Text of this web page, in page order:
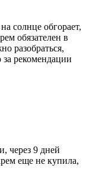
солнце обгорает,
обязателен в
разобраться,
рекомендации
через 9 дней
еще не купила,